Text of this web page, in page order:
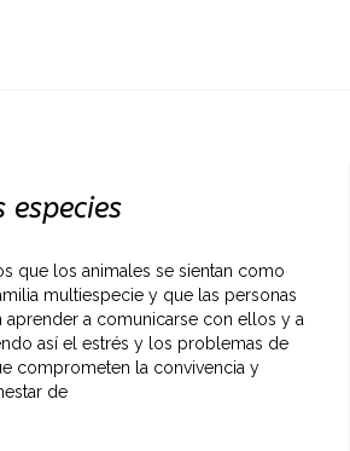
especies
que los animales se sientan como
multiespecie y que las personas
aprender a comunicarse con ellos y a
así el estrés y los problemas de
comprometen la convivencia y
de